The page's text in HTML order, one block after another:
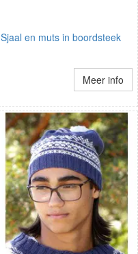
Sjaal en muts in boordsteek
Meer info